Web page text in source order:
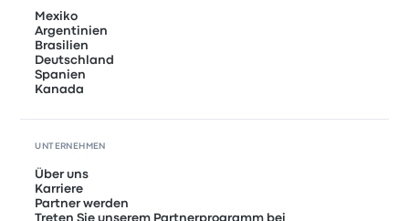
Mexiko
Argentinien
Brasilien
Deutschland
Spanien
Kanada
UNTERNEHMEN
Über uns
Karriere
Partner werden
Treten Sie unserem Partnerprogramm bei